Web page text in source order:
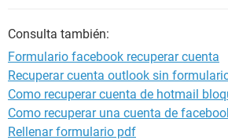
Consulta también:
Formulario facebook recuperar cuenta
Recuperar cuenta outlook sin
Como recuperar cuenta de hotmail
Como recuperar una cuenta de
Rellenar formulario pdf